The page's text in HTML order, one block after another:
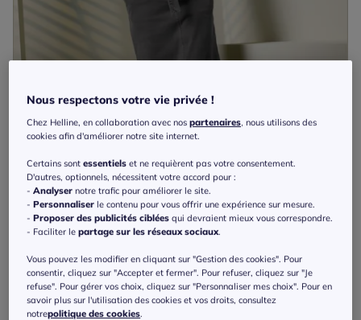
Robe en jean avec col chemise et poches pratiques
109€
Rick Cardona
Nous respectons votre vie privée !
Chez Helline, en collaboration avec nospartenaires , nous utilisons des
cookies afin d'améliorer notre site internet.
Certains sontessentiels et ne requièrent pas votre consentement.
D'autres, optionnels, nécessitent votre accord pour :
-Analyser notre trafic pour améliorer le site.
-Personnaliser le contenu pour vous offrir une expérience sur mesure.
-Proposer des publicités ciblées qui devraient mieux vous correspondre.
- Faciliter lepartage sur les réseaux sociaux
Vous pouvez les modifier en cliquant sur "Gestion des cookies". Pour
consentir, cliquez sur "Accepter et fermer". Pour refuser, cliquez sur "Je
refuse". Pour gérer vos choix, cliquez sur "Personnaliser mes choix". Pour en
savoir plus sur l'utilisation des cookies et vos droits, consultez
notrepolitique des cookies